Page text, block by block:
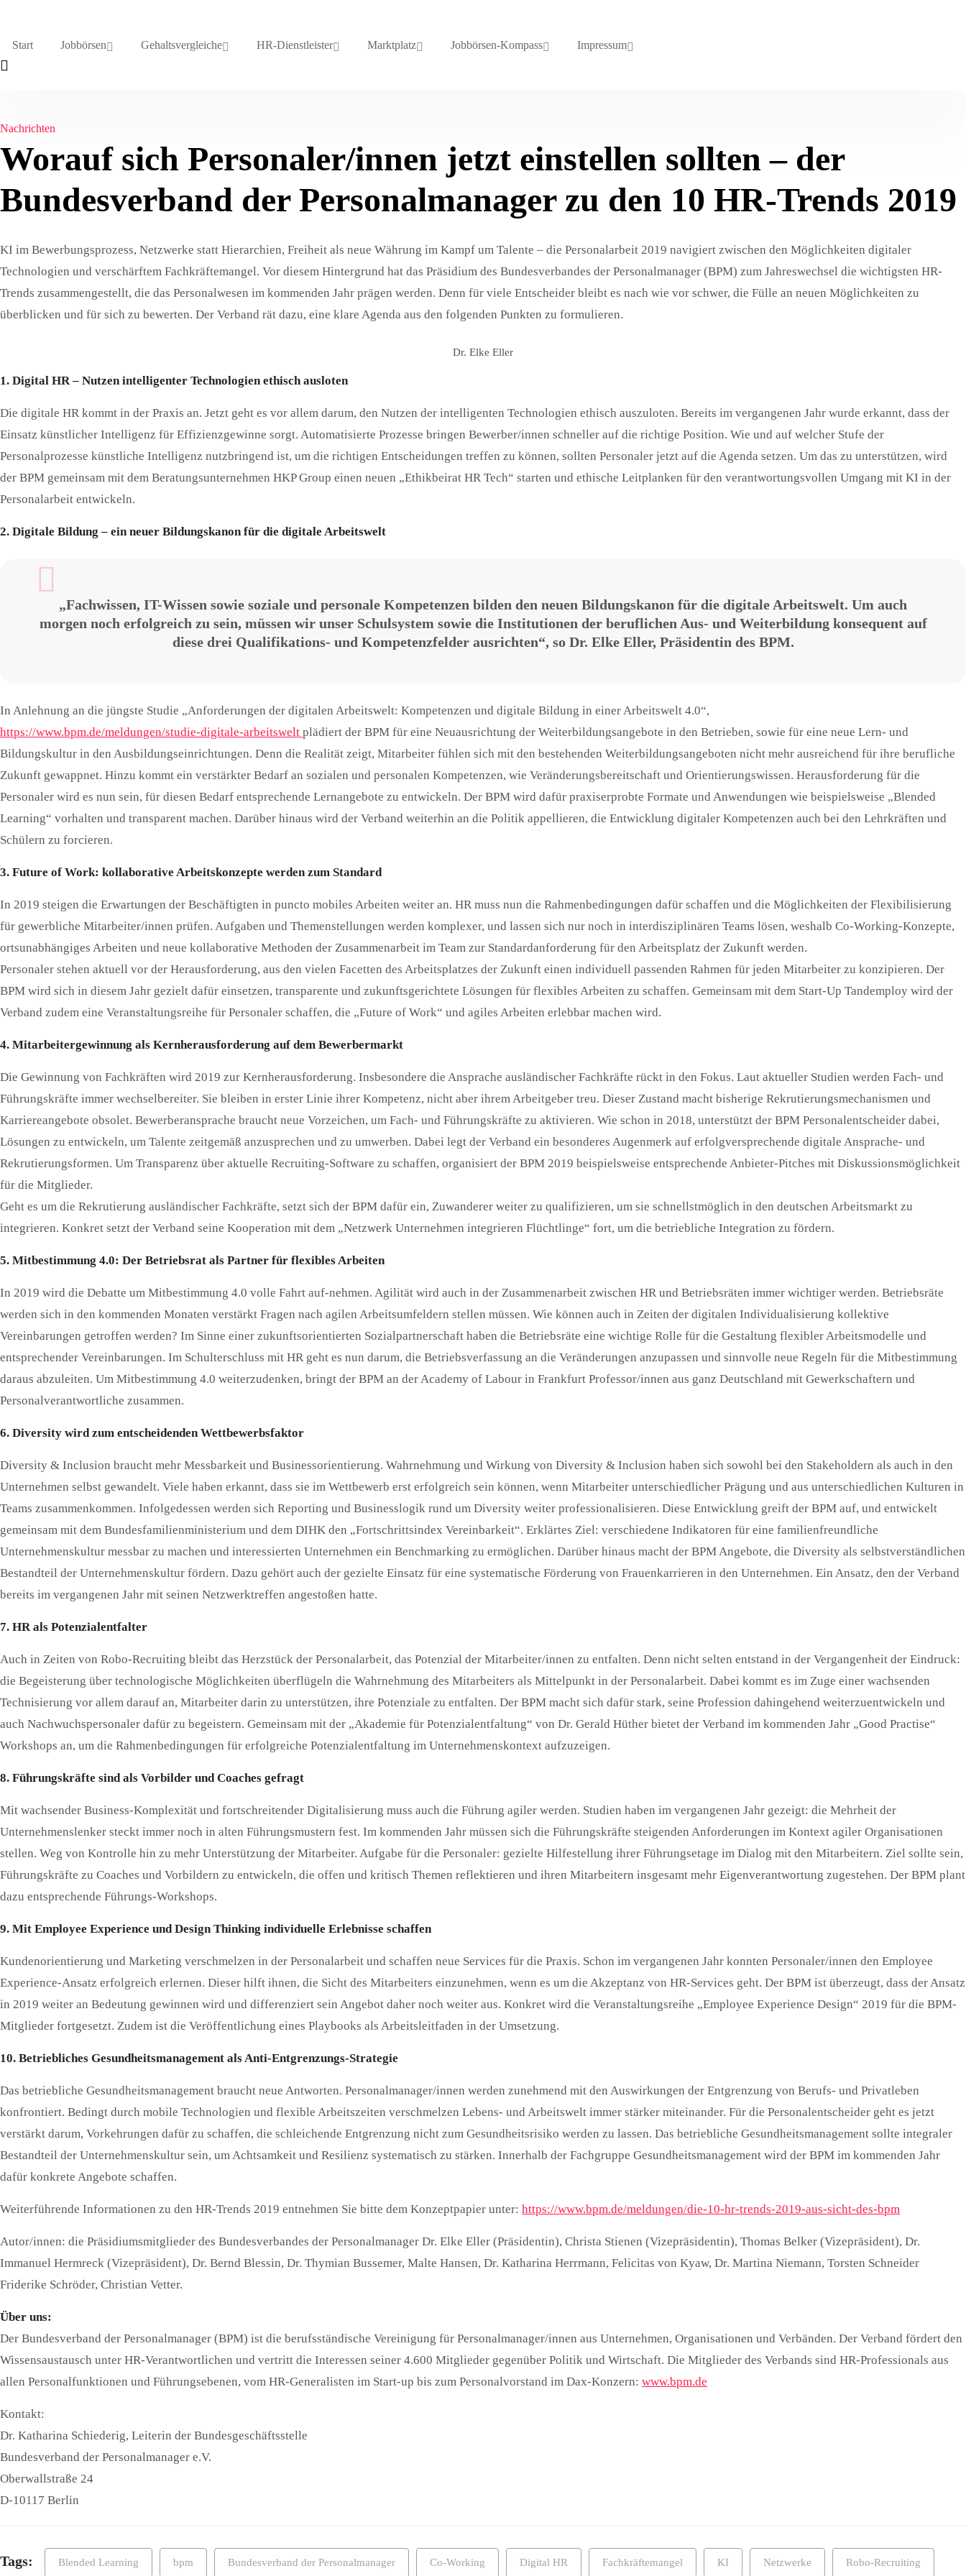
Start Jobbörsen Gehaltsvergleiche HR-Dienstleister Marktplatz Jobbörsen-Kompass Impressum
Nachrichten
Worauf sich Personaler/innen jetzt einstellen sollten – der
Bundesverband der Personalmanager zu den 10 HR-Trends 2019
KI im Bewerbungsprozess, Netzwerke statt Hierarchien, Freiheit als neue Währung im Kampf um Talente – die Personalarbeit 2019 navigiert zwischen den Möglichkeiten digitaler
Technologien und verschärftem Fachkräftemangel. Vor diesem Hintergrund hat das Präsidium des Bundesverbandes der Personalmanager (BPM) zum Jahreswechsel die wichtigsten HR-
Trends zusammengestellt, die das Personalwesen im kommenden Jahr prägen werden. Denn für viele Entscheider bleibt es nach wie vor schwer, die Fülle an neuen Möglichkeiten zu
überblicken und für sich zu bewerten. Der Verband rät dazu, eine klare Agenda aus den folgenden Punkten zu formulieren.
Dr. Elke Eller
1. Digital HR – Nutzen intelligenter Technologien ethisch ausloten
Die digitale HR kommt in der Praxis an. Jetzt geht es vor allem darum, den Nutzen der intelligenten Technologien ethisch auszuloten. Bereits im vergangenen Jahr wurde erkannt, dass der
Einsatz künstlicher Intelligenz für Effizienzgewinne sorgt. Automatisierte Prozesse bringen Bewerber/innen schneller auf die richtige Position. Wie und auf welcher Stufe der
Personalprozesse künstliche Intelligenz nutzbringend ist, um die richtigen Entscheidungen treffen zu können, sollten Personaler jetzt auf die Agenda setzen. Um das zu unterstützen, wird
der BPM gemeinsam mit dem Beratungsunternehmen HKP Group einen neuen „Ethikbeirat HR Tech“ starten und ethische Leitplanken für den verantwortungsvollen Umgang mit KI in der
Personalarbeit entwickeln.
2. Digitale Bildung – ein neuer Bildungskanon für die digitale Arbeitswelt
„Fachwissen, IT-Wissen sowie soziale und personale Kompetenzen bilden den neuen Bildungskanon für die digitale Arbeitswelt. Um auch
morgen noch erfolgreich zu sein, müssen wir unser Schulsystem sowie die Institutionen der beruflichen Aus- und Weiterbildung konsequent auf
diese drei Qualifikations- und Kompetenzfelder ausrichten“, so Dr. Elke Eller, Präsidentin des BPM.
In Anlehnung an die jüngste Studie „Anforderungen der digitalen Arbeitswelt: Kompetenzen und digitale Bildung in einer Arbeitswelt 4.0“,
https://www.bpm.de/meldungen/studie-digitale-arbeitswelt plädiert der BPM für eine Neuausrichtung der Weiterbildungsangebote in den Betrieben, sowie für eine neue Lern- und
Bildungskultur in den Ausbildungseinrichtungen. Denn die Realität zeigt, Mitarbeiter fühlen sich mit den bestehenden Weiterbildungsangeboten nicht mehr ausreichend für ihre berufliche
Zukunft gewappnet. Hinzu kommt ein verstärkter Bedarf an sozialen und personalen Kompetenzen, wie Veränderungsbereitschaft und Orientierungswissen. Herausforderung für die
Personaler wird es nun sein, für diesen Bedarf entsprechende Lernangebote zu entwickeln. Der BPM wird dafür praxiserprobte Formate und Anwendungen wie beispielsweise „Blended
Learning“ vorhalten und transparent machen. Darüber hinaus wird der Verband weiterhin an die Politik appellieren, die Entwicklung digitaler Kompetenzen auch bei den Lehrkräften und
Schülern zu forcieren.
3. Future of Work: kollaborative Arbeitskonzepte werden zum Standard
In 2019 steigen die Erwartungen der Beschäftigten in puncto mobiles Arbeiten weiter an. HR muss nun die Rahmenbedingungen dafür schaffen und die Möglichkeiten der Flexibilisierung
für gewerbliche Mitarbeiter/innen prüfen. Aufgaben und Themenstellungen werden komplexer, und lassen sich nur noch in interdisziplinären Teams lösen, weshalb Co-Working-Konzepte,
ortsunabhängiges Arbeiten und neue kollaborative Methoden der Zusammenarbeit im Team zur Standardanforderung für den Arbeitsplatz der Zukunft werden.
Personaler stehen aktuell vor der Herausforderung, aus den vielen Facetten des Arbeitsplatzes der Zukunft einen individuell passenden Rahmen für jeden Mitarbeiter zu konzipieren. Der
BPM wird sich in diesem Jahr gezielt dafür einsetzen, transparente und zukunftsgerichtete Lösungen für flexibles Arbeiten zu schaffen. Gemeinsam mit dem Start-Up Tandemploy wird der
Verband zudem eine Veranstaltungsreihe für Personaler schaffen, die „Future of Work“ und agiles Arbeiten erlebbar machen wird.
4. Mitarbeitergewinnung als Kernherausforderung auf dem Bewerbermarkt
Die Gewinnung von Fachkräften wird 2019 zur Kernherausforderung. Insbesondere die Ansprache ausländischer Fachkräfte rückt in den Fokus. Laut aktueller Studien werden Fach- und
Führungskräfte immer wechselbereiter. Sie bleiben in erster Linie ihrer Kompetenz, nicht aber ihrem Arbeitgeber treu. Dieser Zustand macht bisherige Rekrutierungsmechanismen und
Karriereangebote obsolet. Bewerberansprache braucht neue Vorzeichen, um Fach- und Führungskräfte zu aktivieren. Wie schon in 2018, unterstützt der BPM Personalentscheider dabei,
Lösungen zu entwickeln, um Talente zeitgemäß anzusprechen und zu umwerben. Dabei legt der Verband ein besonderes Augenmerk auf erfolgversprechende digitale Ansprache- und
Rekrutierungsformen. Um Transparenz über aktuelle Recruiting-Software zu schaffen, organisiert der BPM 2019 beispielsweise entsprechende Anbieter-Pitches mit Diskussionsmöglichkeit
für die Mitglieder.
Geht es um die Rekrutierung ausländischer Fachkräfte, setzt sich der BPM dafür ein, Zuwanderer weiter zu qualifizieren, um sie schnellstmöglich in den deutschen Arbeitsmarkt zu
integrieren. Konkret setzt der Verband seine Kooperation mit dem „Netzwerk Unternehmen integrieren Flüchtlinge“ fort, um die betriebliche Integration zu fördern.
5. Mitbestimmung 4.0: Der Betriebsrat als Partner für flexibles Arbeiten
In 2019 wird die Debatte um Mitbestimmung 4.0 volle Fahrt auf-nehmen. Agilität wird auch in der Zusammenarbeit zwischen HR und Betriebsräten immer wichtiger werden. Betriebsräte
werden sich in den kommenden Monaten verstärkt Fragen nach agilen Arbeitsumfeldern stellen müssen. Wie können auch in Zeiten der digitalen Individualisierung kollektive
Vereinbarungen getroffen werden? Im Sinne einer zukunftsorientierten Sozialpartnerschaft haben die Betriebsräte eine wichtige Rolle für die Gestaltung flexibler Arbeitsmodelle und
entsprechender Vereinbarungen. Im Schulterschluss mit HR geht es nun darum, die Betriebsverfassung an die Veränderungen anzupassen und sinnvolle neue Regeln für die Mitbestimmung
daraus abzuleiten. Um Mitbestimmung 4.0 weiterzudenken, bringt der BPM an der Academy of Labour in Frankfurt Professor/innen aus ganz Deutschland mit Gewerkschaftern und
Personalverantwortliche zusammen.
6. Diversity wird zum entscheidenden Wettbewerbsfaktor
Diversity & Inclusion braucht mehr Messbarkeit und Businessorientierung. Wahrnehmung und Wirkung von Diversity & Inclusion haben sich sowohl bei den Stakeholdern als auch in den
Unternehmen selbst gewandelt. Viele haben erkannt, dass sie im Wettbewerb erst erfolgreich sein können, wenn Mitarbeiter unterschiedlicher Prägung und aus unterschiedlichen Kulturen in
Teams zusammenkommen. Infolgedessen werden sich Reporting und Businesslogik rund um Diversity weiter professionalisieren. Diese Entwicklung greift der BPM auf, und entwickelt
gemeinsam mit dem Bundesfamilienministerium und dem DIHK den „Fortschrittsindex Vereinbarkeit“. Erklärtes Ziel: verschiedene Indikatoren für eine familienfreundliche
Unternehmenskultur messbar zu machen und interessierten Unternehmen ein Benchmarking zu ermöglichen. Darüber hinaus macht der BPM Angebote, die Diversity als selbstverständlichen
Bestandteil der Unternehmenskultur fördern. Dazu gehört auch der gezielte Einsatz für eine systematische Förderung von Frauenkarrieren in den Unternehmen. Ein Ansatz, den der Verband
bereits im vergangenen Jahr mit seinen Netzwerktreffen angestoßen hatte.
7. HR als Potenzialentfalter
Auch in Zeiten von Robo-Recruiting bleibt das Herzstück der Personalarbeit, das Potenzial der Mitarbeiter/innen zu entfalten. Denn nicht selten entstand in der Vergangenheit der Eindruck:
die Begeisterung über technologische Möglichkeiten überflügeln die Wahrnehmung des Mitarbeiters als Mittelpunkt in der Personalarbeit. Dabei kommt es im Zuge einer wachsenden
Technisierung vor allem darauf an, Mitarbeiter darin zu unterstützen, ihre Potenziale zu entfalten. Der BPM macht sich dafür stark, seine Profession dahingehend weiterzuentwickeln und
auch Nachwuchspersonaler dafür zu begeistern. Gemeinsam mit der „Akademie für Potenzialentfaltung“ von Dr. Gerald Hüther bietet der Verband im kommenden Jahr „Good Practise“
Workshops an, um die Rahmenbedingungen für erfolgreiche Potenzialentfaltung im Unternehmenskontext aufzuzeigen.
8. Führungskräfte sind als Vorbilder und Coaches gefragt
Mit wachsender Business-Komplexität und fortschreitender Digitalisierung muss auch die Führung agiler werden. Studien haben im vergangenen Jahr gezeigt: die Mehrheit der
Unternehmenslenker steckt immer noch in alten Führungsmustern fest. Im kommenden Jahr müssen sich die Führungskräfte steigenden Anforderungen im Kontext agiler Organisationen
stellen. Weg von Kontrolle hin zu mehr Unterstützung der Mitarbeiter. Aufgabe für die Personaler: gezielte Hilfestellung ihrer Führungsetage im Dialog mit den Mitarbeitern. Ziel sollte sein,
Führungskräfte zu Coaches und Vorbildern zu entwickeln, die offen und kritisch Themen reflektieren und ihren Mitarbeitern insgesamt mehr Eigenverantwortung zugestehen. Der BPM plant
dazu entsprechende Führungs-Workshops.
9. Mit Employee Experience und Design Thinking individuelle Erlebnisse schaffen
Kundenorientierung und Marketing verschmelzen in der Personalarbeit und schaffen neue Services für die Praxis. Schon im vergangenen Jahr konnten Personaler/innen den Employee
Experience-Ansatz erfolgreich erlernen. Dieser hilft ihnen, die Sicht des Mitarbeiters einzunehmen, wenn es um die Akzeptanz von HR-Services geht. Der BPM ist überzeugt, dass der Ansatz
in 2019 weiter an Bedeutung gewinnen wird und differenziert sein Angebot daher noch weiter aus. Konkret wird die Veranstaltungsreihe „Employee Experience Design“ 2019 für die BPM-
Mitglieder fortgesetzt. Zudem ist die Veröffentlichung eines Playbooks als Arbeitsleitfaden in der Umsetzung.
10. Betriebliches Gesundheitsmanagement als Anti-Entgrenzungs-Strategie
Das betriebliche Gesundheitsmanagement braucht neue Antworten. Personalmanager/innen werden zunehmend mit den Auswirkungen der Entgrenzung von Berufs- und Privatleben
konfrontiert. Bedingt durch mobile Technologien und flexible Arbeitszeiten verschmelzen Lebens- und Arbeitswelt immer stärker miteinander. Für die Personalentscheider geht es jetzt
verstärkt darum, Vorkehrungen dafür zu schaffen, die schleichende Entgrenzung nicht zum Gesundheitsrisiko werden zu lassen. Das betriebliche Gesundheitsmanagement sollte integraler
Bestandteil der Unternehmenskultur sein, um Achtsamkeit und Resilienz systematisch zu stärken. Innerhalb der Fachgruppe Gesundheitsmanagement wird der BPM im kommenden Jahr
dafür konkrete Angebote schaffen.
Weiterführende Informationen zu den HR-Trends 2019 entnehmen Sie bitte dem Konzeptpapier unter: https://www.bpm.de/meldungen/die-10-hr-trends-2019-aus-sicht-des-bpm
Autor/innen: die Präsidiumsmitglieder des Bundesverbandes der Personalmanager Dr. Elke Eller (Präsidentin), Christa Stienen (Vizepräsidentin), Thomas Belker (Vizepräsident), Dr.
Immanuel Hermreck (Vizepräsident), Dr. Bernd Blessin, Dr. Thymian Bussemer, Malte Hansen, Dr. Katharina Herrmann, Felicitas von Kyaw, Dr. Martina Niemann, Torsten Schneider
Friderike Schröder, Christian Vetter.
Über uns:
Der Bundesverband der Personalmanager (BPM) ist die berufsständische Vereinigung für Personalmanager/innen aus Unternehmen, Organisationen und Verbänden. Der Verband fördert den
Wissensaustausch unter HR-Verantwortlichen und vertritt die Interessen seiner 4.600 Mitglieder gegenüber Politik und Wirtschaft. Die Mitglieder des Verbands sind HR-Professionals aus
allen Personalfunktionen und Führungsebenen, vom HR-Generalisten im Start-up bis zum Personalvorstand im Dax-Konzern: www.bpm.de
Kontakt:
Dr. Katharina Schiederig, Leiterin der Bundesgeschäftsstelle
Bundesverband der Personalmanager e.V.
Oberwallstraße 24
D-10117 Berlin
Tags: Blended Learning bpm Bundesverband der Personalmanager Co-Working Digital HR Fachkräftemangel KI Netzwerke Robo-Recruiting